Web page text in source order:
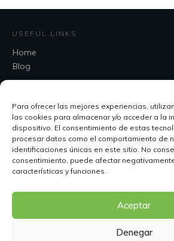
Para ofrecer las mejores experiencias,
las cookies para almacenar y/o acceder a la
dispositivo. El consentimiento de estas
procesar datos como el comportamiento de
identificaciones únicas en este sitio. No
consentimiento, puede afectar
características y funciones.
Aceptar
Denegar
USEFUL LINKS
Home
Blog
Uncategorized
CONTACT
hola@joeltorcque.com